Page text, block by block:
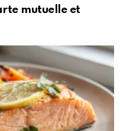
mutuelle et